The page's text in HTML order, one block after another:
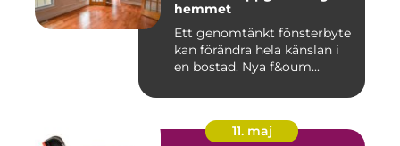
hemmet
Ett genomtänkt fönsterbyte
kan förändra hela känslan i
en bostad. Nya f&oum...
11. maj